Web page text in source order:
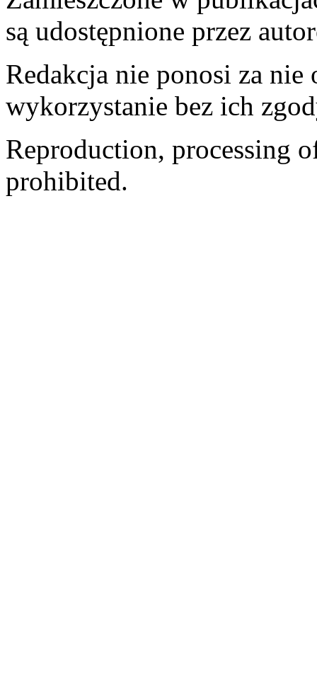
są udostępnione przez
Redakcja nie ponosi za
wykorzystanie bez ich
Reproduction, processing
prohibited.